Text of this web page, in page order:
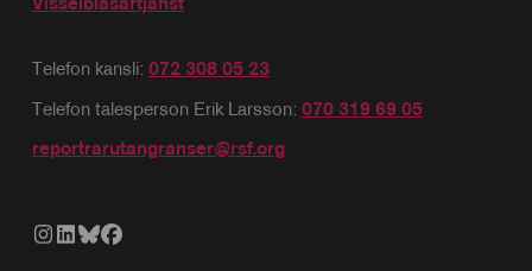
Telefon kansli: 072 308 05 23
Telefon talesperson Erik Larsson: 070 319 69 05
reportrarutangranser@rsf.org